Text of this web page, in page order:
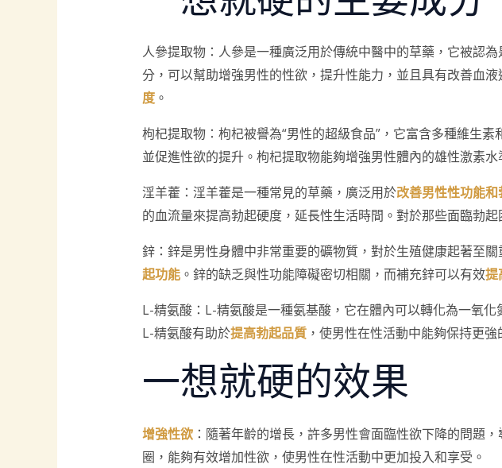
人參提取物：人參是一種廣泛用於傳統中醫中的草藥，它被認
分，可以幫助增強男性的性欲，提升性能力，並且具有改善血
度。
枸杞提取物：枸杞被譽為“男性的超級食品”，它富含多種維生
並促進性欲的提升。枸杞提取物能夠增強男性體內的雄性激素
淫羊藿：淫羊藿是一種常見的草藥，廣泛用於改善男性性功能和
的血流量來提高勃起硬度，延長性生活時間。對於那些面臨勃
鋅：鋅是男性身體中非常重要的礦物質，對於生殖健康起著至
起功能。鋅的缺乏與性功能障礙密切相關，而補充鋅可以有效提
L-精氨酸：L-精氨酸是一種氨基酸，它在體內可以轉化為一氧
L-精氨酸有助於提高勃起品質，使男性在性活動中能夠保持更強
一想就硬的效果
增強性欲：隨著年齡的增長，許多男性會面臨性欲下降的問題
圈，能夠有效增加性欲，使男性在性活動中更加投入和享受。